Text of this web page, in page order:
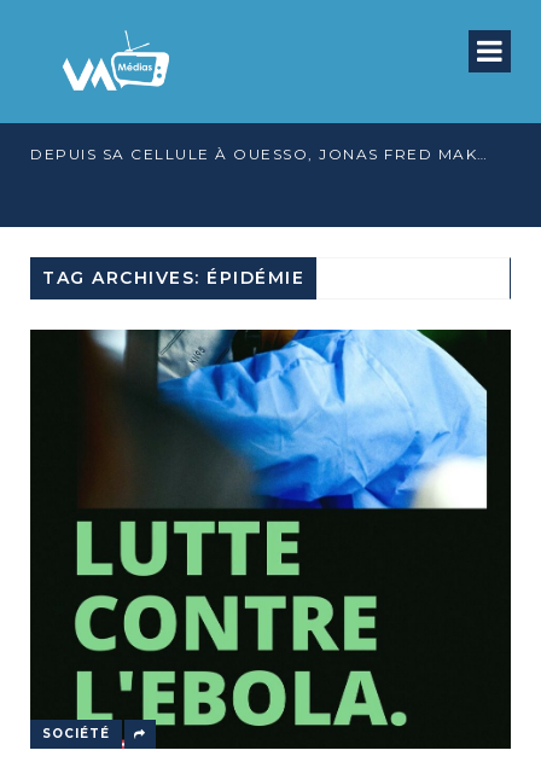
DEPUIS SA CELLULE À OUESSO, JONAS FRED MAKITA DÉNONCE CE QU’IL QUALIFIE DE DÉNI DE JUSTICE
TAG ARCHIVES: ÉPIDÉMIE
SOCIÉTÉ